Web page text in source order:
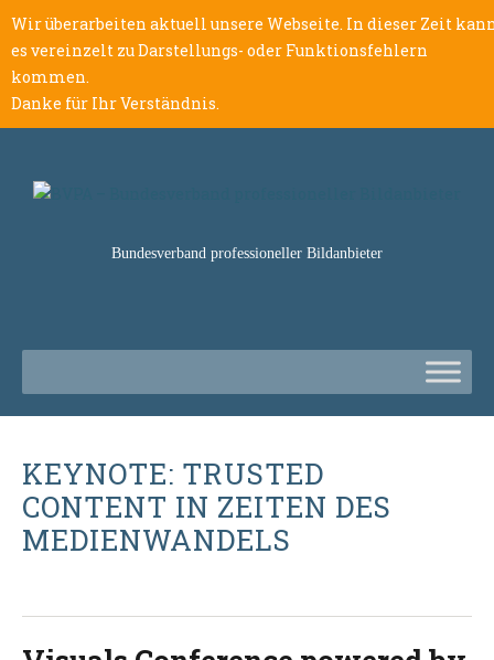
Wir überarbeiten aktuell unsere Webseite. In dieser Zeit
es vereinzelt zu Darstellungs- oder Funktionsfehlern
kommen.
Danke für Ihr Verständnis.
Bundesverband professioneller Bildanbieter
KEYNOTE: TRUSTED
CONTENT IN ZEITEN DES
MEDIENWANDELS